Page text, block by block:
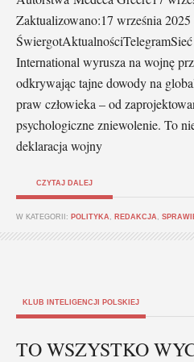
Zaktualizowano:17 września
International wyrusza na wojnę
odkrywając tajne dowody na
praw człowieka – od
psychologiczne zniewolenie. To
deklaracja wojny
CZYTAJ DALEJ
W KATEGORII: POLITYKA REDAKCJA
KLUB INTELIGENCJI POLSKIEJ
TO WSZYSTKO